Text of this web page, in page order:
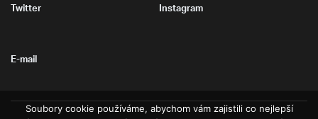
Twitter Instagram
E-mail
Soubory cookie používáme, abychom vám zajistili co nejlepší